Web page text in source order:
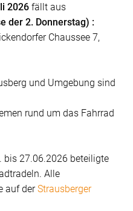
2026 fällt aus
der 2. Donnerstag) :
Chaussee 7,
und Umgebung sind
rund um das Fahrrad
bis 27.06.2026 beteiligte
Alle
auf derStrausberger